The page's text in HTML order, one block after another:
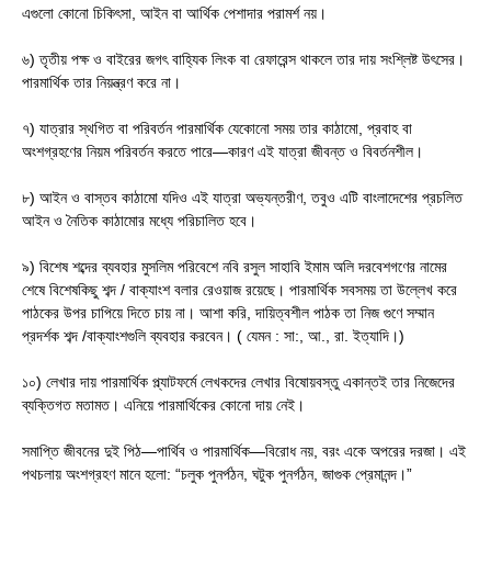
এগুলো কোনো চিকিৎসা, আইন বা আর্থিক পেশাদার পরামর্শ নয়।
৬) তৃতীয় পক্ষ ও বাইরের জগৎ বাহ্যিক লিংক বা রেফারেন্স থাকলে তার দায় সংশ্লিষ্ট উৎসের।
পারমার্থিক তার নিয়ন্ত্রণ করে না।
৭) যাত্রার স্থগিত বা পরিবর্তন পারমার্থিক যেকোনো সময় তার কাঠামো, প্রবাহ বা
অংশগ্রহণের নিয়ম পরিবর্তন করতে পারে—কারণ এই যাত্রা জীবন্ত ও বিবর্তনশীল।
৮) আইন ও বাস্তব কাঠামো যদিও এই যাত্রা অভ্যন্তরীণ, তবুও এটি বাংলাদেশের প্রচলিত
আইন ও নৈতিক কাঠামোর মধ্যে পরিচালিত হবে।
৯) বিশেষ শব্দের ব্যবহার মুসলিম পরিবেশে নবি রসুল সাহাবি ইমাম অলি দরবেশগণের নামের
শেষে বিশেষকিছু শব্দ / বাক্যাংশ বলার রেওয়াজ রয়েছে। পারমার্থিক সবসময় তা উল্লেখ করে
পাঠকের উপর চাপিয়ে দিতে চায় না। আশা করি, দায়িত্বশীল পাঠক তা নিজ গুণে সম্মান
প্রদর্শক শব্দ /বাক্যাংশগুলি ব্যবহার করবেন। ( যেমন : সা:, আ., রা. ইত্যাদি।)
১০) লেখার দায় পারমার্থিক প্ল্যাটফর্মে লেখকদের লেখার বিষোয়বস্তু একান্তই তার নিজেদের
ব্যক্তিগত মতামত। এনিয়ে পারমার্থিকের কোনো দায় নেই।
সমাপ্তি জীবনের দুই পিঠ—পার্থিব ও পারমার্থিক—বিরোধ নয়, বরং একে অপরের দরজা। এই
পথচলায় অংশগ্রহণ মানে হলো: “চলুক পুনর্পঠন, ঘটুক পুনর্গঠন, জাগুক প্রেমানন্দ।”